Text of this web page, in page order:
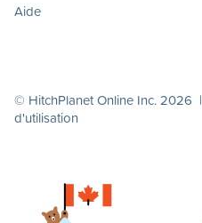
Aide
© HitchPlanet Online Inc. 2026 |
d'utilisation